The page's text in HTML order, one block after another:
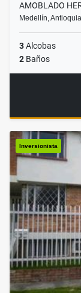
AMOBLADO
Medellín,
3Alcobas
2 Baños
Inversionista